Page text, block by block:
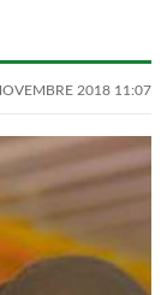
2018 11:07